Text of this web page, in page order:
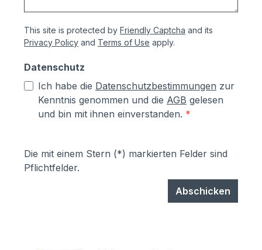
This site is protected by Friendly Captcha and its
Privacy Policy and Terms of Use apply.
Datenschutz
Ich habe die Datenschutzbestimmungen zur
Kenntnis genommen und die AGB gelesen
und bin mit ihnen einverstanden. *
Die mit einem Stern (*) markierten Felder sind
Pflichtfelder.
Abschicken